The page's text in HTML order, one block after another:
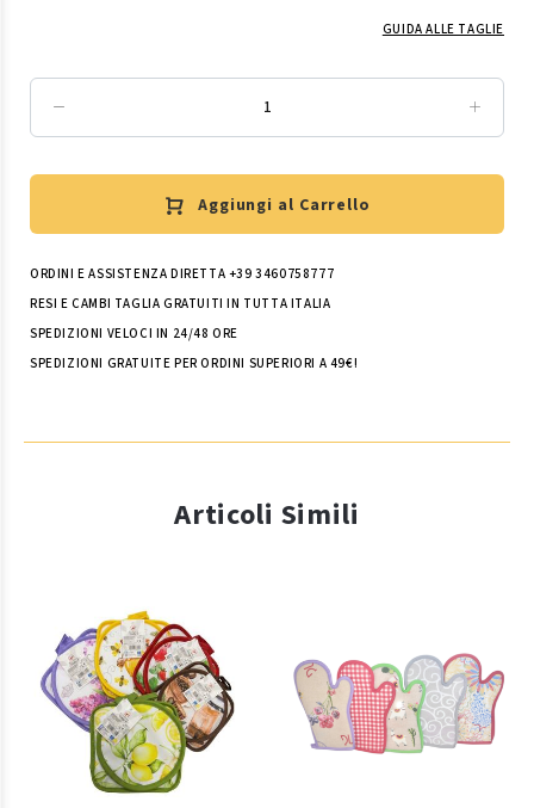
GUIDA ALLE TAGLIE
Aggiungi al Carrello
ORDINI E ASSISTENZA DIRETTA +39 3460758777
RESI E CAMBI TAGLIA GRATUITI IN TUTTA ITALIA
SPEDIZIONI VELOCI IN 24/48 ORE
SPEDIZIONI GRATUITE PER ORDINI SUPERIORI A 49€!
Articoli Simili